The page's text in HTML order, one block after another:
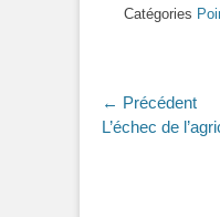
Catégories
de
← Précédent
Article
L’échec de